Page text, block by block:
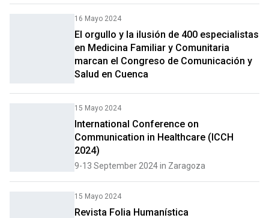
16 Mayo 2024
El orgullo y la ilusión de 400 especialistas
en Medicina Familiar y Comunitaria
marcan el Congreso de Comunicación y
Salud en Cuenca
15 Mayo 2024
International Conference on
Communication in Healthcare (ICCH
2024)
9-13 September 2024 in Zaragoza
15 Mayo 2024
Revista Folia Humanística